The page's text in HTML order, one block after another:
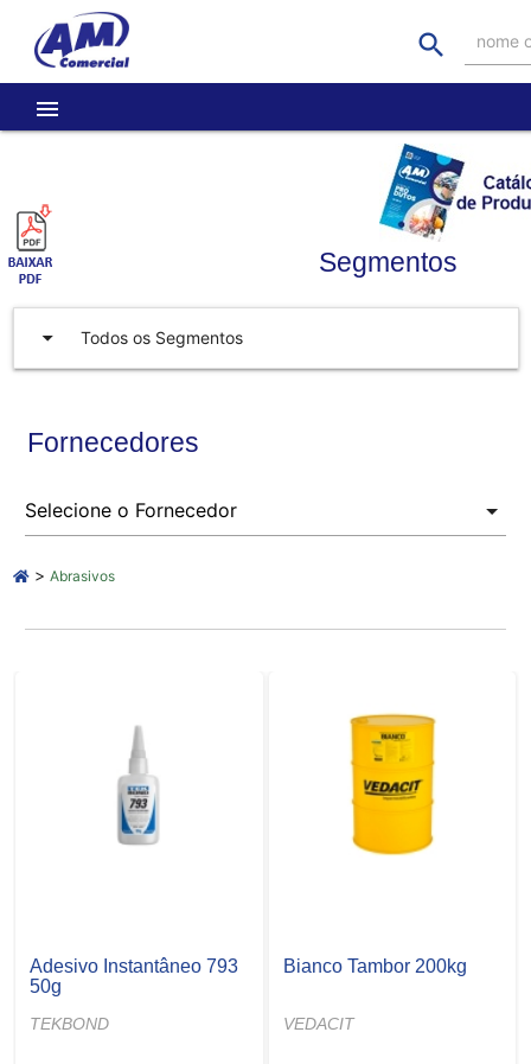
search nome
menu
Segmentos
arrow_drop_down Todos os Segmentos
Fornecedores
> Abrasivos
Adesivo Instantâneo 793
50g
TEKBOND
Bianco Tambor 200kg
VEDACIT